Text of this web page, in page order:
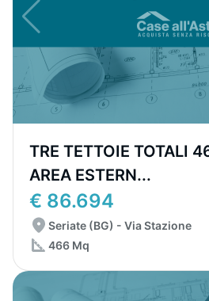
TRE TETTOIE TOTALI
AREA ESTERN...
€ 86.694
Seriate (BG) - Via Stazione
466 Mq